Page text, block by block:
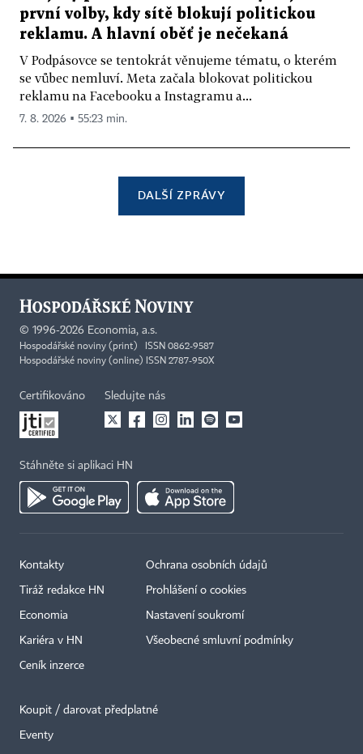
první volby, kdy sítě blokují politickou
reklamu. A hlavní oběť je nečekaná
V Podpásovce se tentokrát věnujeme tématu, o kterém
se vůbec nemluví. Meta začala blokovat politickou
reklamu na Facebooku a Instagramu a...
7. 8. 2026 ▪ 55:23 min.
DALŠÍ ZPRÁVY
© 1996-2026 Economia, a.s.
Hospodářské noviny (print) ISSN 0862-9587
Hospodářské noviny (online) ISSN 2787-950X
Certifikováno Sledujte nás
Stáhněte si aplikaci HN
Kontakty
Tiráž redakce HN
Economia
Kariéra v HN
Ceník inzerce
Ochrana osobních údajů
Prohlášení o cookies
Nastavení soukromí
Všeobecné smluvní podmínky
Koupit / darovat předplatné
Eventy